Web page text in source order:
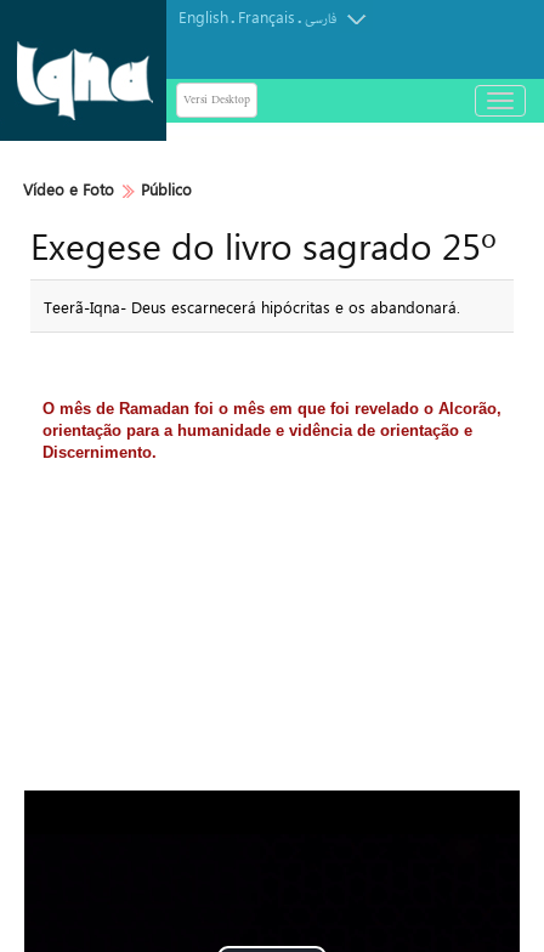
English. Français.فارسی
Versi Desktop
باز
و
Vídeo e Foto Público
Exegese do livro sagrado 25º
Teerã-Iqna- Deus escarnecerá hipócritas e os abandonará.
O mês de Ramadan foi o mês em que foi revelado o Alcorão,
orientação para a humanidade e vidência de orientação e
Discernimento.